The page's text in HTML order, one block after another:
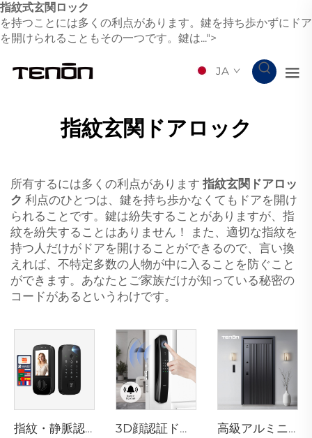
指紋式玄関ロック
を持つことには多くの利点があります。鍵を持ち歩かずにドア
を開けられることもその一つです。鍵は...">
JA
指紋玄関ドアロック
所有するには多くの利点があります 指紋玄関ドアロッ
ク 利点のひとつは、鍵を持ち歩かなくてもドアを開け
られることです。鍵は紛失することがありますが、指
紋を紛失することはありません！ また、適切な指紋を
持つ人だけがドアを開けることができるので、言い換
えれば、不特定多数の人物が中に入ることを防ぐこと
ができます。あなたとご家族だけが知っている秘密の
コードがあるというわけです。
指紋・静脈認識カード付きスマート電子錠 テノンK10 Pro 3D顔認証ドアロック カメラ付き 指紋・パスワード・静脈認識 テノンA9 Pro 高級アルミニウム製住宅用玄関ドア メインエントリー対応 M8